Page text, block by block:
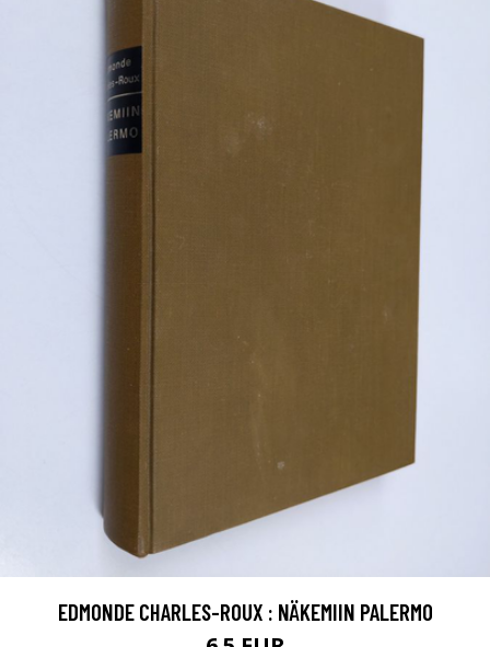
EDMONDE CHARLES-ROUX : NÄKEMIIN PALERMO